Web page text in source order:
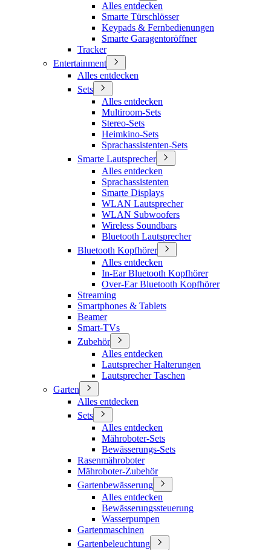
Alles entdecken
Smarte Türschlösser
Keypads & Fernbedienungen
Smarte Garagentoröffner
Tracker
Entertainment
Alles entdecken
Sets
Alles entdecken
Multiroom-Sets
Stereo-Sets
Heimkino-Sets
Sprachassistenten-Sets
Smarte Lautsprecher
Alles entdecken
Sprachassistenten
Smarte Displays
WLAN Lautsprecher
WLAN Subwoofers
Wireless Soundbars
Bluetooth Lautsprecher
Bluetooth Kopfhörer
Alles entdecken
In-Ear Bluetooth Kopfhörer
Over-Ear Bluetooth Kopfhörer
Streaming
Smartphones & Tablets
Beamer
Smart-TVs
Zubehör
Alles entdecken
Lautsprecher Halterungen
Lautsprecher Taschen
Garten
Alles entdecken
Sets
Alles entdecken
Mähroboter-Sets
Bewässerungs-Sets
Rasenmähroboter
Mähroboter-Zubehör
Gartenbewässerung
Alles entdecken
Bewässerungssteuerung
Wasserpumpen
Gartenmaschinen
Gartenbeleuchtung